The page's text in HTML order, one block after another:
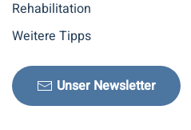
Rehabilitation
Weitere Tipps
Unser Newsletter